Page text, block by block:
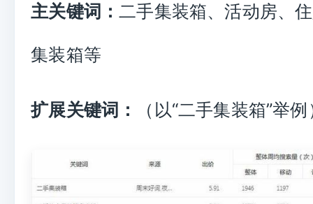
主关键词：二手集装箱、活动房、
集装箱等
扩展关键词： （以“二手集装箱”举